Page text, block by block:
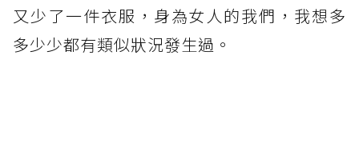
又少了一件衣服，身為女人的我們，我想多
多少少都有類似狀況發生過。